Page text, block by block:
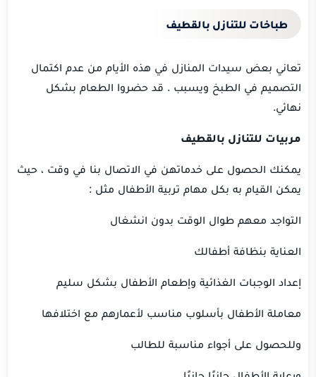
طباخات للتنازل بالقطيف
تعاني بعض سيدات المنازل في هذه الأيام من عدم اكتمال
التصميم في الطبخ ويسبب . قد حضروا الطعام بشكل
نهائي.
مربيات للتنازل بالقطيف
يمكنك الحصول على خدماتهن في الاتصال بنا في وقت ، حيث
يمكن القيام به بكل مهام تربية الأطفال مثل :
التواجد معهم طوال الوقت بدون انشغال
العناية بنظافة أطفالك
إعداد الوجبات الغذائية وإطعام الأطفال بشكل سليم
معاملة الأطفال بأسلوب مناسب لأعمارهم مع اختلافها
وللحصول على أجواء مناسبة للطالب